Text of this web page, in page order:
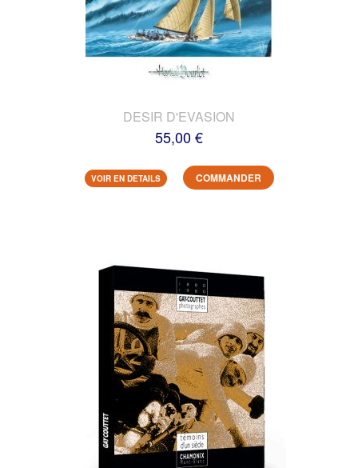
DESIR D'EVASION
55,00 €
VOIR EN DETAILS COMMANDER